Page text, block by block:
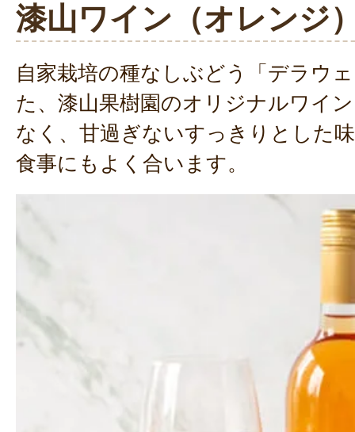
漆山ワイン（オレンジ
自家栽培の種なしぶどう「デラウ
た、漆山果樹園のオリジナルワイ
なく、甘過ぎないすっきりとした
食事にもよく合います。